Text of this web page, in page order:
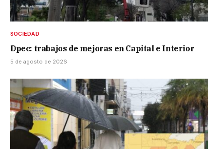
SOCIEDAD
Dpec: trabajos de mejoras en Capital e Interior
5 de agosto de 2026